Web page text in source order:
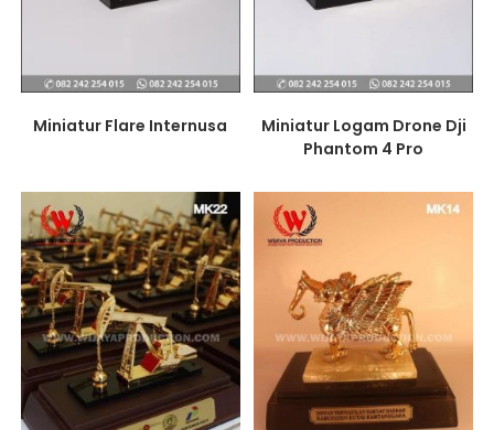
Miniatur Flare Internusa
Miniatur Logam Drone Dji
Phantom 4 Pro